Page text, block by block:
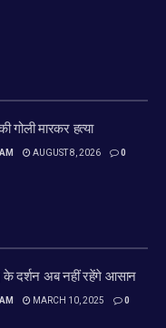
मारकर हत्या
AUGUST 8, 2026 0
दर्शन अब नहीं रहेंगे आसान
MARCH 10, 2025 0